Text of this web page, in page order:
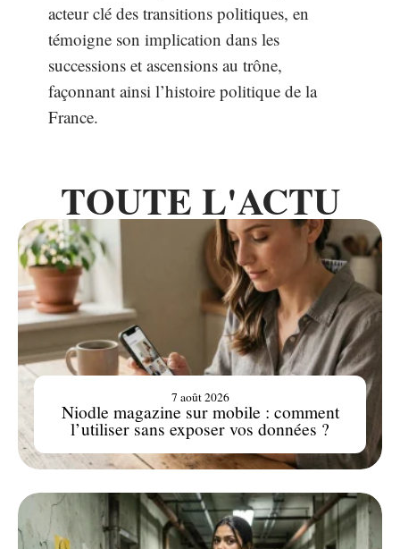
acteur clé des transitions politiques, en
témoigne son implication dans les
successions et ascensions au trône,
façonnant ainsi l’histoire politique de la
France.
TOUTE L'ACTU
Niodle magazine sur mobile : comment
l’utiliser sans exposer vos données ?
7 août 2026